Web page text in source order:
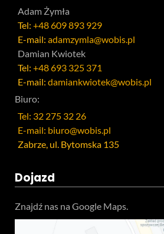
Adam Żymła
Tel: +48 609 893 929
E-mail: adamzymla@wobis.pl
Damian Kwiotek
Tel: +48 693 325 371
E-mail: damiankwiotek@wobis.pl
Biuro:
Tel: 32 275 32 26
E-mail: biuro@wobis.pl
Zabrze, ul. Bytomska 135
Dojazd
Znajdź nas na Google Maps.